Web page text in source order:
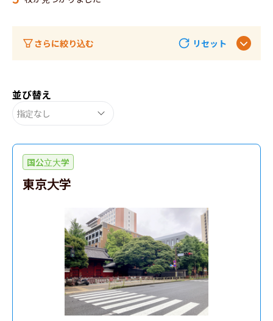
さらに絞り込む リセット
並び替え
指定なし
国公立大学
東京大学